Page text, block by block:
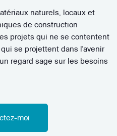
naturels, locaux et
de construction
projets qui ne se contentent
se projettent dans l'avenir
regard sage sur les besoins
moi